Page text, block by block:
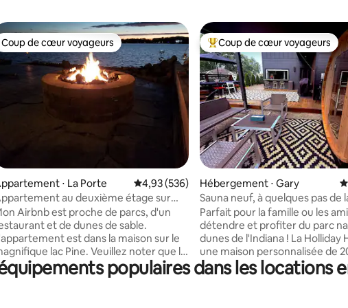
sur la base de 138 commentaires : 4,8 sur 5
Coup de cœur voyageurs
Coup de cœur voyageurs
⋅ La Porte Évaluation moyenne sur la base de 536
4,93 (536)
au deuxième étage sur
Lake
Airbnb est proche de parcs, d'un
et de dunes de sable.
est dans la maison sur le
lac Pine. Veuillez noter que le
sur la photo ne fait pas partie de
Les photos sont pour
Coups de cœur voyageurs les
Coup de cœur voyageurs
Hébergement ⋅ Gary
Sauna neuf, à quelques pas de
du parc national
Parfait pour la famille ou les
détendre et profiter du parc
dunes de l'Indiana ! La Holliday House est
une maison personnalisée de
vue sur le lac et un sentier de
quelques pas de la porte
populaires dans les locations